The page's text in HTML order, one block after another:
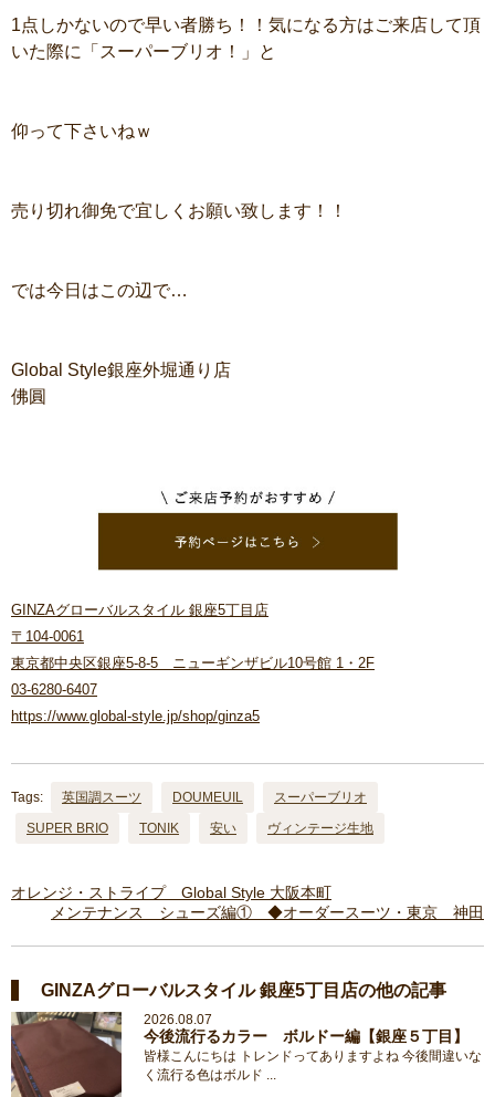
1点しかないので早い者勝ち！！気になる方はご来店して頂
いた際に「スーパーブリオ！」と
仰って下さいねｗ
売り切れ御免で宜しくお願い致します！！
では今日はこの辺で…
Global Style銀座外堀通り店
佛圓
GINZAグローバルスタイル 銀座5丁目店
〒104-0061
東京都中央区銀座5-8-5 ニューギンザビル10号館 1・2F
03-6280-6407
https://www.global-style.jp/shop/ginza5
Tags: 英国調スーツ DOUMEUIL
スーパーブリオ
SUPER BRIO
TONIK 安い ヴィンテージ生地
オレンジ・ストライプ Global Style 大阪本町
メンテナンス シューズ編① ◆オーダースーツ・東京 神田
GINZAグローバルスタイル 銀座5丁目店の他の記事
2026.08.07
今後流行るカラー ボルドー編【銀座５丁目】
皆様こんにちは トレンドってありますよね 今後間違いな
く流行る色はボルド ...